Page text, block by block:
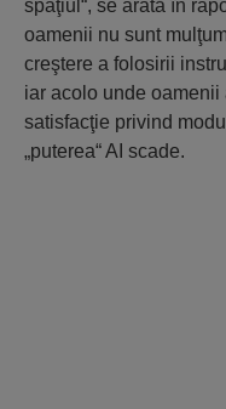
spaţiul“, se arată în
oamenii nu sunt
creştere a folosirii
iar acolo unde oamenii
satisfacţie privind
„puterea“ AI scade.